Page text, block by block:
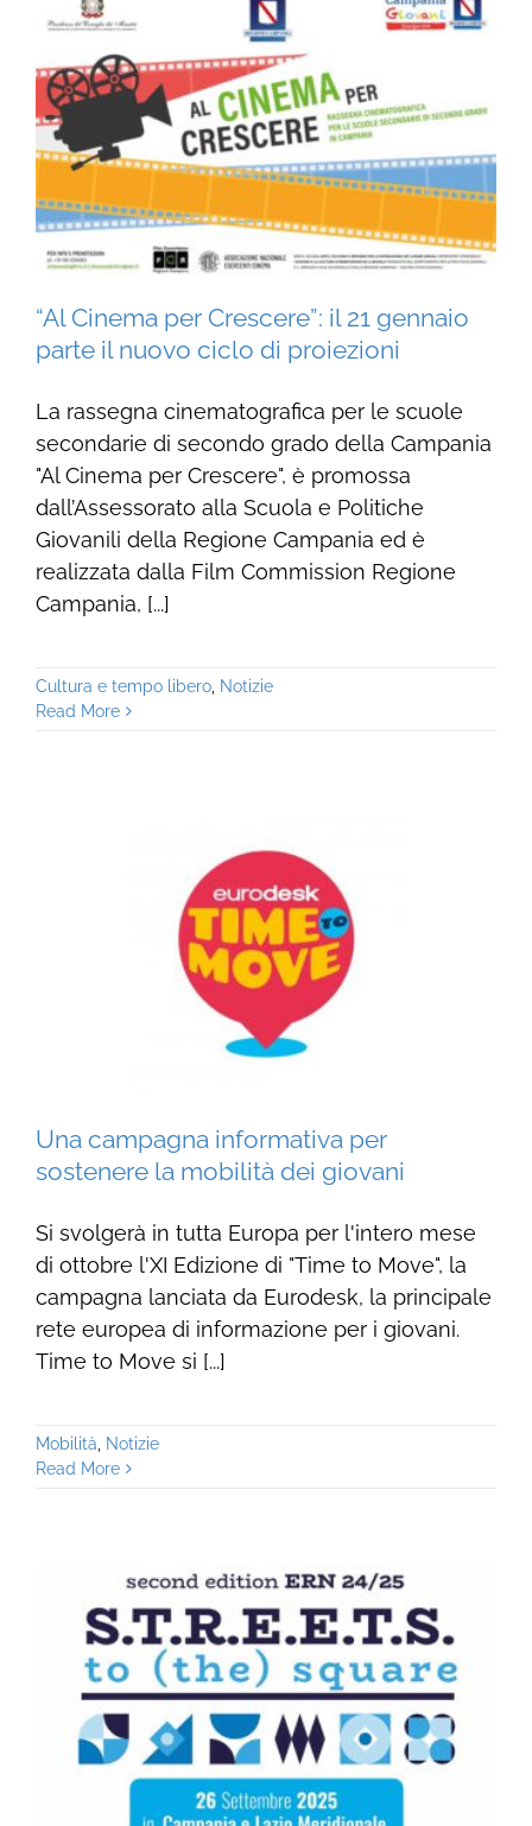
“Al Cinema per Crescere”: il 21 gennaio
parte il nuovo ciclo di proiezioni
La rassegna cinematografica per le scuole
secondarie di secondo grado della Campania
"Al Cinema per Crescere", è promossa
dall’Assessorato alla Scuola e Politiche
Giovanili della Regione Campania ed è
realizzata dalla Film Commission Regione
Campania, [...]
Cultura e tempo libero, Notizie
Read More
Una campagna informativa per
sostenere la mobilità dei giovani
Si svolgerà in tutta Europa per l'intero mese
di ottobre l'XI Edizione di "Time to Move", la
campagna lanciata da Eurodesk, la principale
rete europea di informazione per i giovani.
Time to Move si [...]
Mobilità
Notizie
Read More